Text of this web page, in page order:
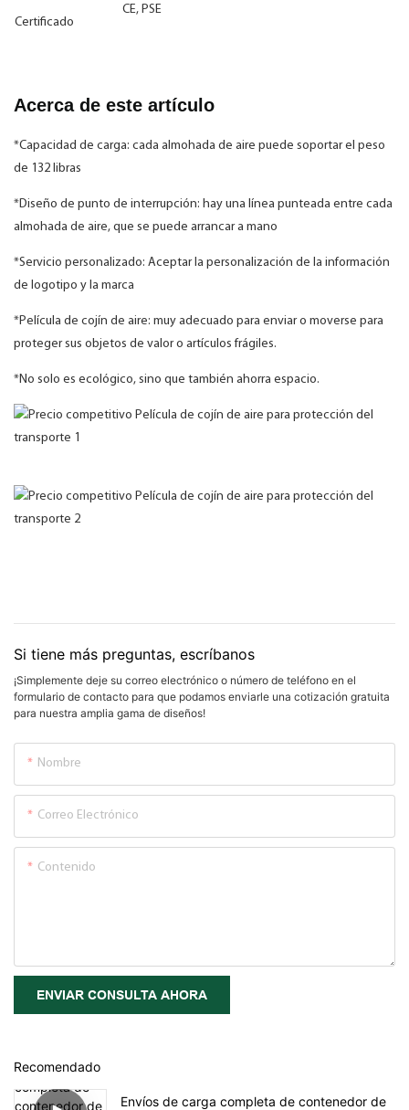
Certificado
CE, PSE
Acerca de este artículo
*Capacidad de carga: cada almohada de aire puede soportar el peso
de 132 libras
*Diseño de punto de interrupción: hay una línea punteada entre cada
almohada de aire, que se puede arrancar a mano
*Servicio personalizado: Aceptar la personalización de la información
de logotipo y la marca
*Película de cojín de aire: muy adecuado para enviar o moverse para
proteger sus objetos de valor o artículos frágiles.
*No solo es ecológico, sino que también ahorra espacio.
Si tiene más preguntas, escríbanos
¡Simplemente deje su correo electrónico o número de teléfono en el
formulario de contacto para que podamos enviarle una cotización gratuita
para nuestra amplia gama de diseños!
Nombre
Correo Electrónico
Contenido
ENVIAR CONSULTA AHORA
Recomendado
Envíos de carga completa de contenedor de